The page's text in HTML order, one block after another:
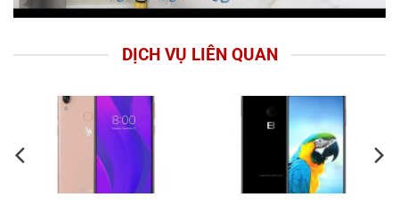
DỊCH VỤ LIÊN QUAN